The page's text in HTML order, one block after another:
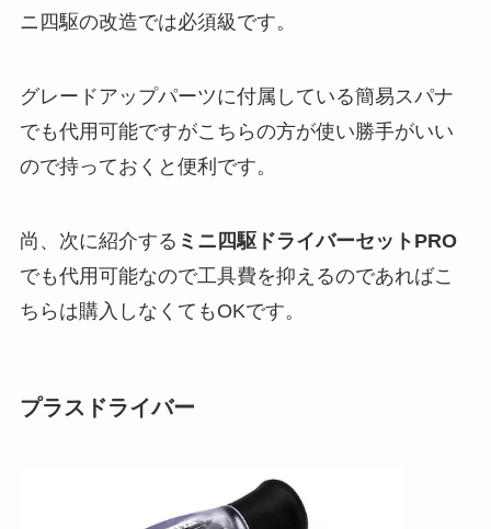
ニ四駆の改造では必須級です。
グレードアップパーツに付属している簡易スパナ
でも代用可能ですがこちらの方が使い勝手がいい
ので持っておくと便利です。
尚、次に紹介する ミニ四駆ドライバーセットPRO
でも代用可能なので工具費を抑えるのであればこ
ちらは購入しなくてもOKです。
プラスドライバー